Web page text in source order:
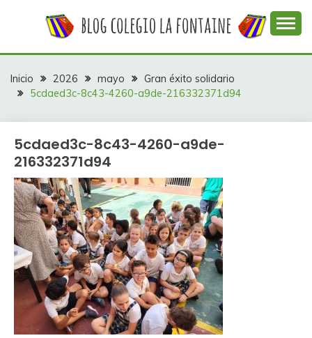
COLEGIO LA
FONTAINE
colegio La Fontaine
Inicio 2026 mayo
Gran éxito solidario
5cdaed3c-8c43-4260-a9de-216332371d94
5cdaed3c-8c43-4260-a9de-
216332371d94